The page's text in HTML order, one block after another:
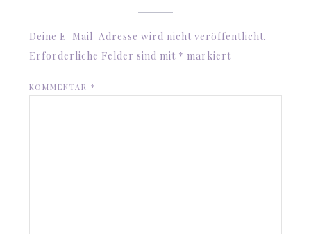
Deine E-Mail-Adresse wird nicht veröffentlicht.
Erforderliche Felder sind mit * markiert
KOMMENTAR*